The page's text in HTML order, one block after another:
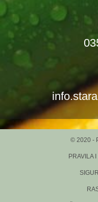
© 2020 -
PRAVILA